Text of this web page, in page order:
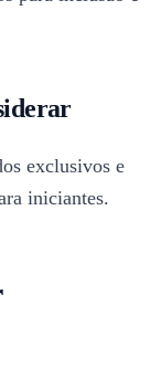
exclusivos e
iniciantes.